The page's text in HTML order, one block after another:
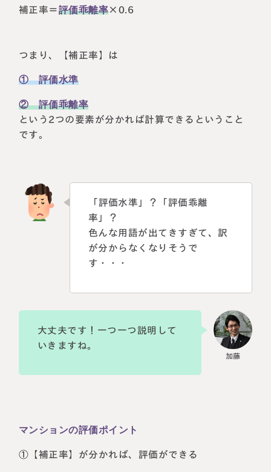
補正率＝評価乖離率×0.6
つまり、【補正率】は
① 評価水準
② 評価乖離率
という2つの要素が分かれば計算できるということ
です。
「評価水準」？「評価乖離
率」？
色んな用語が出てきすぎて、訳
が分からなくなりそうで
す・・・
大丈夫です！一つ一つ説明して
いきますね。
マンションの評価ポイント
①【補正率】が分かれば、評価ができる